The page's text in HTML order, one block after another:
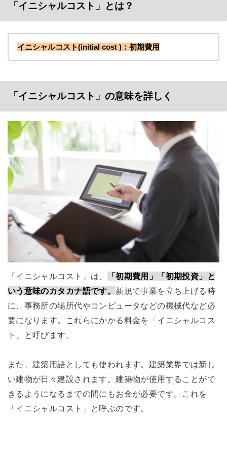
「イニシャルコスト」とは？
イニシャルコスト(initial cost )：初期費用
「イニシャルコスト」の意味を詳しく
「イニシャルコスト」は、
「初期費用」「初期投資」と
いう意味のカタカナ語です。 新規で事業を立ち上げる時
に、事務所の場所代やコンピュータなどの機械代など必
要になります。これらにかかる料金を「イニシャルコス
ト」と呼びます。
また、建築用語としても使われます。建築業界では新し
い建物が日々建設されます。建築物が使用することがで
きるようになるまでの間にもお金が必要です。これを
「イニシャルコスト」と呼ぶのです。